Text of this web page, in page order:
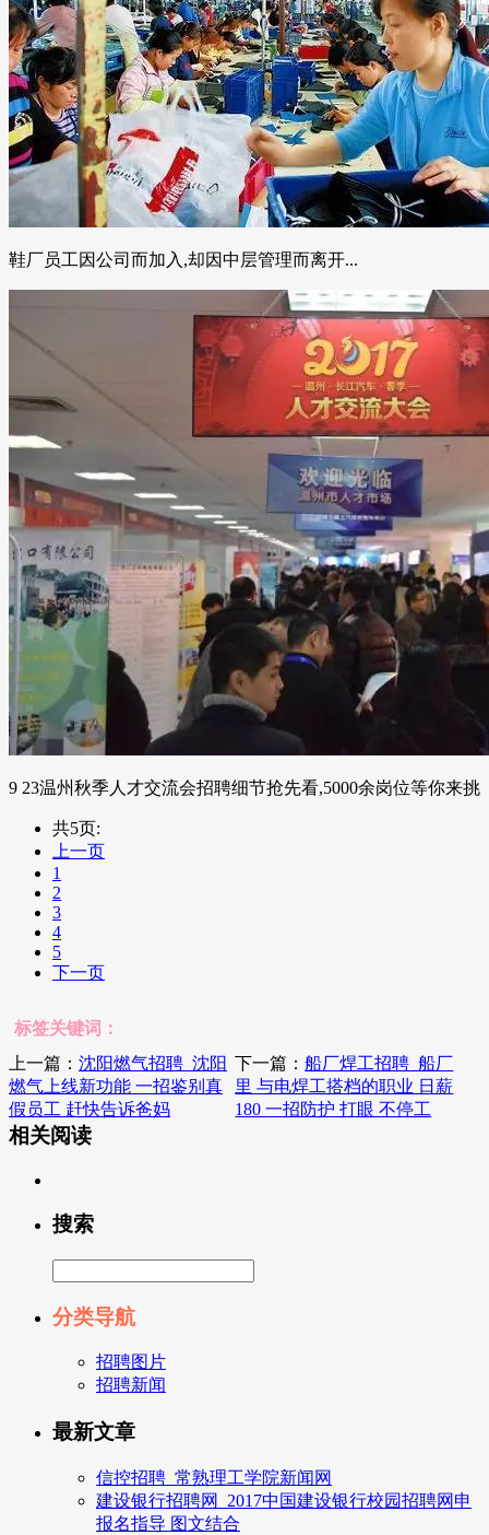
鞋厂员工因公司而加入,却因中层管理而离开...
9 23温州秋季人才交流会招聘细节抢先看,5000余岗位等你来挑
共5页:
上一页
1
2
3
4
5
下一页
标签关键词：
上一篇： 沈阳燃气招聘_沈阳
燃气上线新功能 一招鉴别真
假员工 赶快告诉爸妈
下一篇：船厂焊工招聘_船厂
里 与电焊工搭档的职业 日薪
180 一招防护 打眼 不停工
相关阅读
搜索
分类导航
招聘图片
招聘新闻
最新文章
信控招聘_常熟理工学院新闻网
建设银行招聘网_2017中国建设银行校园招聘网申
报名指导 图文结合